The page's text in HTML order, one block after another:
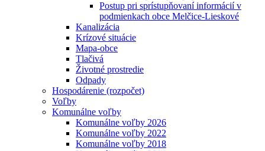
Postup pri sprístupňovaní informácií v
podmienkach obce Melčice-Lieskové
Kanalizácia
Krízové situácie
Mapa-obce
Tlačivá
Životné prostredie
Odpady
Hospodárenie (rozpočet)
Voľby
Komunálne voľby
Komunálne voľby 2026
Komunálne voľby 2022
Komunálne voľby 2018